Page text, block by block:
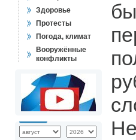
Здоровье
Протесты
Погода, климат
Вооружённые
конфликты